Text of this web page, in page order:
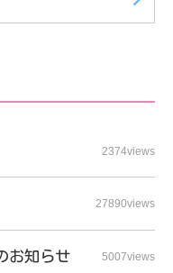
2374views
27890views
知らせ 5007views